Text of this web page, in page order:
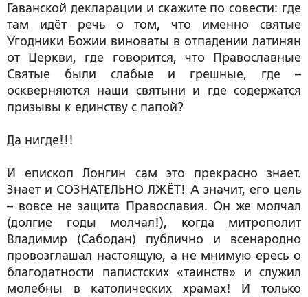
Гаванской декларации и скажите по совести: где
там идёт речь о том, что именно святые
Угодники Божии виноваты в отпадении латинян
от Церкви, где говорится, что Православные
Святые были слабые и грешные, где –
оскверняются наши святыни и где содержатся
призывы к единству с папой?
Да нигде!!!
И епископ Лонгин сам это прекрасно знает.
Знает и СОЗНАТЕЛЬНО ЛЖЁТ! А значит, его цель
– вовсе не защита Православия. Он же молчал
(долгие годы молчал!), когда митрополит
Владимир (Сабодан) публично и всенародно
провозглашал настоящую, а не мнимую ересь о
благодатности папистских «таинств» и служил
молебны в католических храмах! И только